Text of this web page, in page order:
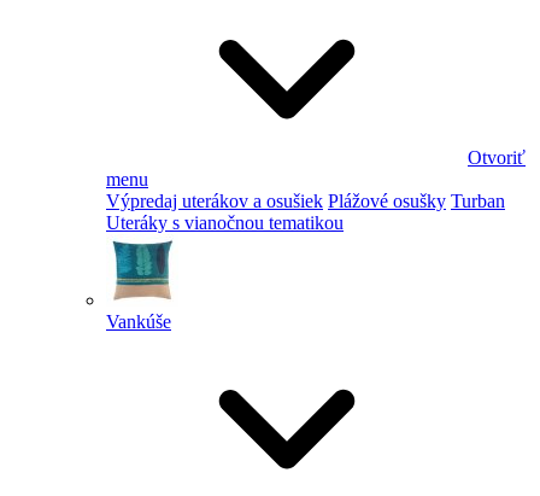
Otvoriť
menu
Výpredaj uterákov a osušiek Plážové osušky Turban
Uteráky s vianočnou tematikou
Vankúše